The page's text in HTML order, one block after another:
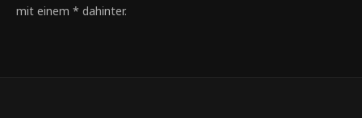
mit einem * dahinter.